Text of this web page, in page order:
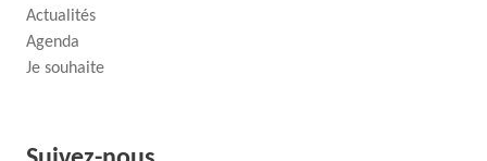
Actualités
Agenda
Je souhaite